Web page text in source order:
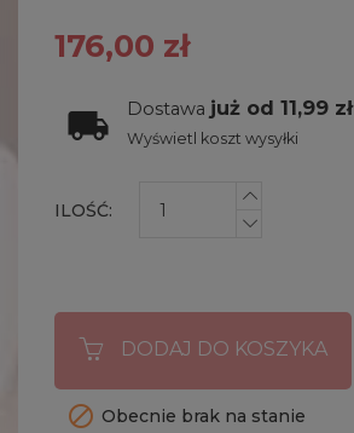
176,00 zł
Dostawa już od 11,99 zł
Wyświetl koszt wysyłki
ILOŚĆ:
DODAJ DO KOSZYKA
 Obecnie brak na stanie